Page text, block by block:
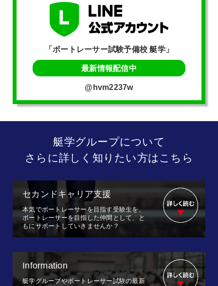
「ボートレーサー試験予備校 艇学」
最新情報配信中
@hvm2237w
艇学グループについて
さらに詳しく知りたい方はこちら
セカンドキャリア支援
本気でボートレーサーを目指す受験生を、
ボートレーサーを目指した仲間として、と
もにサポートしていきませんか？
Information
艇学グループやボートレーサー試験の最新